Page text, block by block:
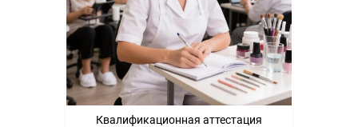
Квалификационная аттестация